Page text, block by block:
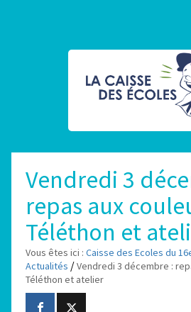
Vendredi 3
repas aux
Téléthon et
Vous êtes ici : Caisse des Ecoles du
Actualités /Vendredi 3 décembre :
Téléthon et atelier